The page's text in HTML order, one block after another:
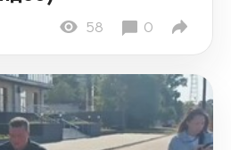
58 0